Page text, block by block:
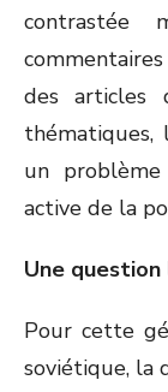
des articles
un
active de la
Une
Pour cette
soviétique, la